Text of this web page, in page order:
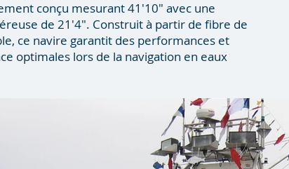
conçu mesurant 41'10" avec une
de 21'4". Construit à partir de fibre de
ce navire garantit des performances et
optimales lors de la navigation en eaux